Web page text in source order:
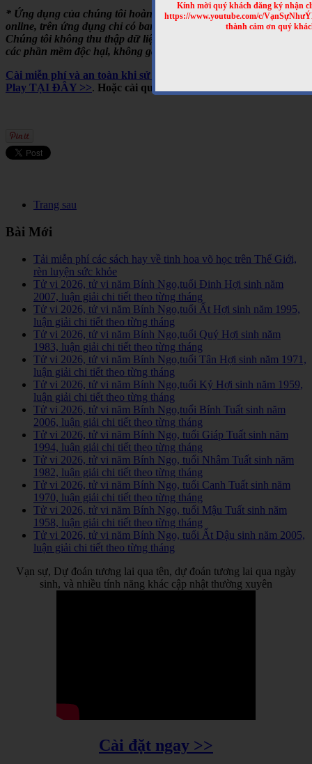
Kính mời quý khách đăng ký nhận
https://www.youtube.com/c/
thành cảm ơn quý
* Ứng dụng của chúng tôi hoàn toàn miễn phí, chạy offline hoặc
online, trên ứng dụng chỉ có banner quảng cáo của Google.
Chúng tôi không thu thập dữ liệu người dùng, không cài cắm
các phần mềm độc hại, không gây tốn pin,...
Cài miễn phí và an toàn khi sử dụng cho Android, trên Google
Play TẠI ĐÂY >>. Hoặc cài qua mã QRCODE sau
Trang sau
Bài Mới
Tải miễn phí các sách hay về tinh hoa võ học trên Thế Giới,
rèn luyện sức khỏe
Tử vi 2026, tử vi năm Bính Ngọ,tuổi Đinh Hợi sinh năm
2007, luận giải chi tiết theo từng tháng
Tử vi 2026, tử vi năm Bính Ngọ,tuổi Ất Hợi sinh năm 1995,
luận giải chi tiết theo từng tháng
Tử vi 2026, tử vi năm Bính Ngọ,tuổi Quý Hợi sinh năm
1983, luận giải chi tiết theo từng tháng
Tử vi 2026, tử vi năm Bính Ngọ,tuổi Tân Hợi sinh năm 1971,
luận giải chi tiết theo từng tháng
Tử vi 2026, tử vi năm Bính Ngọ,tuổi Kỷ Hợi sinh năm 1959,
luận giải chi tiết theo từng tháng
Tử vi 2026, tử vi năm Bính Ngọ,tuổi Bính Tuất sinh năm
2006, luận giải chi tiết theo từng tháng
Tử vi 2026, tử vi năm Bính Ngọ, tuổi Giáp Tuất sinh năm
1994, luận giải chi tiết theo từng tháng
Tử vi 2026, tử vi năm Bính Ngọ, tuổi Nhâm Tuất sinh năm
1982, luận giải chi tiết theo từng tháng
Tử vi 2026, tử vi năm Bính Ngọ, tuổi Canh Tuất sinh năm
1970, luận giải chi tiết theo từng tháng
Tử vi 2026, tử vi năm Bính Ngọ, tuổi Mậu Tuất sinh năm
1958, luận giải chi tiết theo từng tháng
Tử vi 2026, tử vi năm Bính Ngọ, tuổi Ất Dậu sinh năm 2005,
luận giải chi tiết theo từng tháng
Vạn sự, Dự đoán tương lai qua tên, dự đoán tương lai qua ngày
sinh, và nhiều tính năng khác cập nhật thường xuyên
Cài đặt ngay >>